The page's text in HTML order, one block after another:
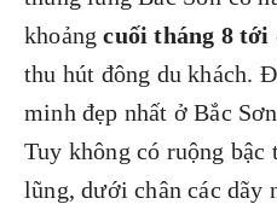
khoảng cuối tháng 8 tới
thu hút đông du khách.
minh đẹp nhất ở Bắc
Tuy không có ruộng
lũng, dưới chân các